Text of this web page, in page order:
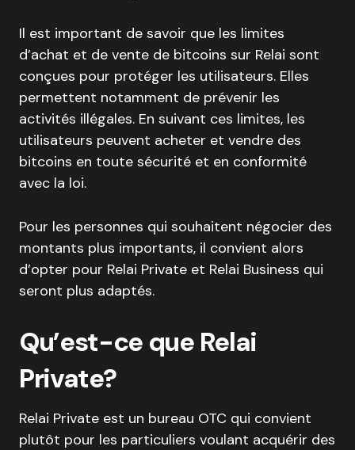
Il est important de savoir que les limites
d’achat et de vente de bitcoins sur Relai sont
conçues pour protéger les utilisateurs. Elles
permettent notamment de prévenir les
activités illégales. En suivant ces limites, les
utilisateurs peuvent acheter et vendre des
bitcoins en toute sécurité et en conformité
avec la loi.
Pour les personnes qui souhaitent négocier des
montants plus importants, il convient alors
d’opter pour Relai Private et Relai Business qui
seront plus adaptés.
Qu’est-ce que Relai
Private?
Relai Private est un bureau OTC qui convient
plutôt pour les particuliers voulant acquérir des